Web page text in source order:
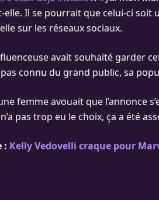
elle. Il se pourrait que celui-ci soit
sur les réseaux sociaux.
avait souhaité garder
pas connu du grand public, sa
femme avouait que l’annonce
pas trop eu le choix, ça a été
: Kelly Vedovelli craque pour